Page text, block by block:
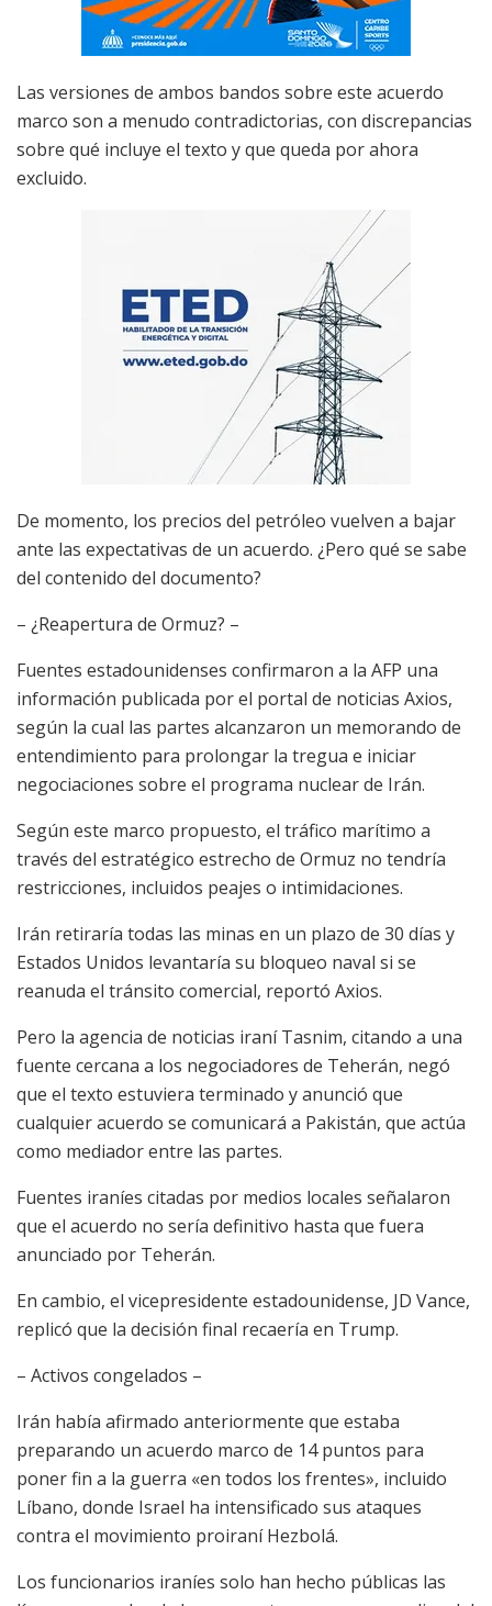
Las versiones de ambos bandos sobre este acuerdo
marco son a menudo contradictorias, con discrepancias
sobre qué incluye el texto y que queda por ahora
excluido.
De momento, los precios del petróleo vuelven a bajar
ante las expectativas de un acuerdo. ¿Pero qué se sabe
del contenido del documento?
– ¿Reapertura de Ormuz? –
Fuentes estadounidenses confirmaron a la AFP una
información publicada por el portal de noticias Axios,
según la cual las partes alcanzaron un memorando de
entendimiento para prolongar la tregua e iniciar
negociaciones sobre el programa nuclear de Irán.
Según este marco propuesto, el tráfico marítimo a
través del estratégico estrecho de Ormuz no tendría
restricciones, incluidos peajes o intimidaciones.
Irán retiraría todas las minas en un plazo de 30 días y
Estados Unidos levantaría su bloqueo naval si se
reanuda el tránsito comercial, reportó Axios.
Pero la agencia de noticias iraní Tasnim, citando a una
fuente cercana a los negociadores de Teherán, negó
que el texto estuviera terminado y anunció que
cualquier acuerdo se comunicará a Pakistán, que actúa
como mediador entre las partes.
Fuentes iraníes citadas por medios locales señalaron
que el acuerdo no sería definitivo hasta que fuera
anunciado por Teherán.
En cambio, el vicepresidente estadounidense, JD Vance,
replicó que la decisión final recaería en Trump.
– Activos congelados –
Irán había afirmado anteriormente que estaba
preparando un acuerdo marco de 14 puntos para
poner fin a la guerra «en todos los frentes», incluido
Líbano, donde Israel ha intensificado sus ataques
contra el movimiento proiraní Hezbolá.
Los funcionarios iraníes solo han hecho públicas las